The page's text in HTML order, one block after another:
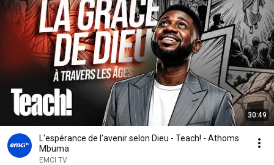
30:49
L'espérance de l'avenir selon Dieu - Teach! - Athoms
Mbuma
EMCI TV